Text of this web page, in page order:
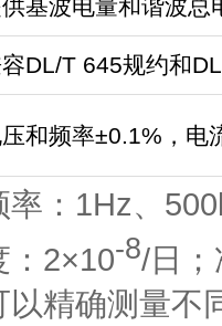
基波电量和谐波总
DL/T 645规约和
和频率±0.1%，电
率：1Hz、
：2×10-8/日
以精确测量不